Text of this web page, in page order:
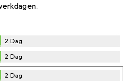
2 Dag
2 Dag
2 Dag